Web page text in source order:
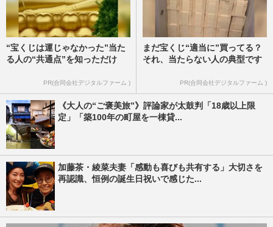
“宝くじは運じゃなかった”当た
る人の“共通点”を知っただけ
PR(合同会社デジタルファーム )
まだ宝くじ“適当に”買ってる？
それ、当たらない人の典型です
PR(合同会社デジタルファーム )
《大人の“ご褒美旅”》評論家が太鼓判「18歳以上限
定」「築100年の町屋を一棟貸...
加藤茶・綾菜夫妻「感動も喜びも共有する」大切さを
再認識、恒例の誕生日祝いで感じた...